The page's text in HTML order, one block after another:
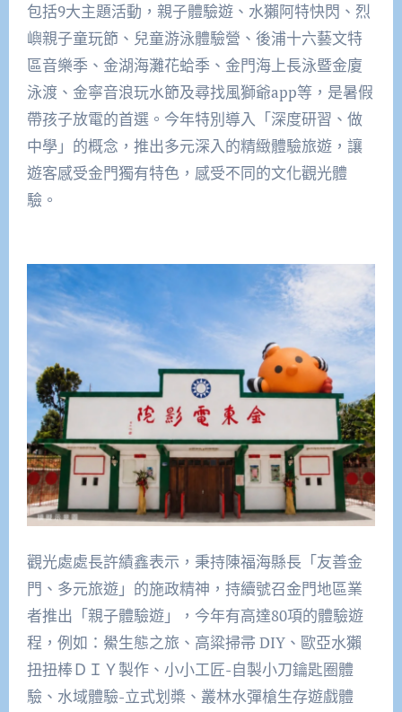
包括9大主題活動，親子體驗遊、水獺阿特快閃、烈
嶼親子童玩節、兒童游泳體驗營、後浦十六藝文特
區音樂季、金湖海灘花蛤季、金門海上長泳暨金廈
泳渡、金寧音浪玩水節及尋找風獅爺app等，是暑假
帶孩子放電的首選。今年特別導入「深度研習、做
中學」的概念，推出多元深入的精緻體驗旅遊，讓
遊客感受金門獨有特色，感受不同的文化觀光體
驗。
觀光處處長許績鑫表示，秉持陳福海縣長「友善金
門、多元旅遊」的施政精神，持續號召金門地區業
者推出「親子體驗遊」，今年有高達80項的體驗遊
程，例如：鱟生態之旅、高粱掃帚 DIY、歐亞水獺
扭扭棒ＤＩＹ製作、小小工匠-自製小刀鑰匙圈體
驗、水域體驗-立式划槳、叢林水彈槍生存遊戲體